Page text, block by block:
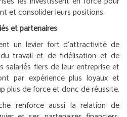
et consolider leurs positions.
et partenaires
un levier fort d’attractivité de
travail et de fidélisation et de
salariés fiers de leur entreprise et
par expérience plus loyaux et
plus de force et donc de réussite.
renforce aussi la relation de